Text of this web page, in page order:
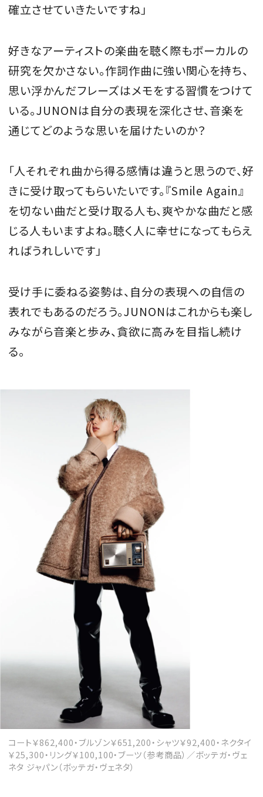
確立させていきたいですね」
好きなアーティストの楽曲を聴く際もボーカルの
研究を欠かさない。作詞作曲に強い関心を持ち、
思い浮かんだフレーズはメモをする習慣をつけて
いる。JUNONは自分の表現を深化させ、音楽を
通じてどのような思いを届けたいのか？
「人それぞれ曲から得る感情は違うと思うので、好
きに受け取ってもらいたいです。『Smile Again』
を切ない曲だと受け取る人も、爽やかな曲だと感
じる人もいますよね。聴く人に幸せになってもらえ
ればうれしいです」
受け手に委ねる姿勢は、自分の表現への自信の
表れでもあるのだろう。JUNONはこれからも楽し
みながら音楽と歩み、貪欲に高みを目指し続け
る。
コート￥862,400・ブルゾン￥651,200・シャツ￥92,400・ネクタイ
￥25,300・リング￥100,100・ブーツ（参考商品）／ボッテガ・ヴェ
ネタ ジャパン（ボッテガ・ヴェネタ）